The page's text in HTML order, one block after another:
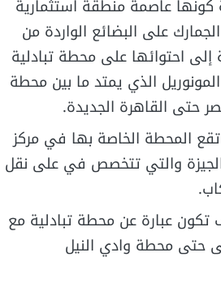
كونها عاصمة منطقة استثمارية
على البضائع الواردة من
إلى احتوائها على محطة تبادلية
الذي يمتد ما بين محطة
حتى القاهرة الجديدة.
المحطة الخاصة بها في مركز
والتي تتخصص في على نقل
تكون عبارة عن محطة تبادلية مع
حتى حتى محطة وادي النيل